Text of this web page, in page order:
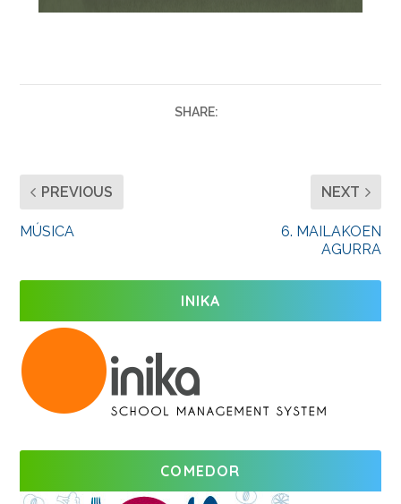
SHARE:
PREVIOUS
MÚSICA
NEXT
6. MAILAKOEN
AGURRA
INIKA
COMEDOR